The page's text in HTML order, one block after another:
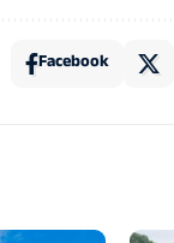
Facebook